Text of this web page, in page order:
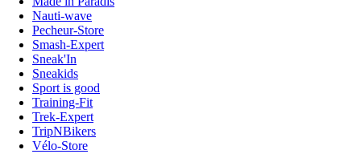
Nauti-wave
Pecheur-Store
Smash-Expert
Sneak'In
Sneakids
Sport is good
Training-Fit
Trek-Expert
TripNBikers
Vélo-Store